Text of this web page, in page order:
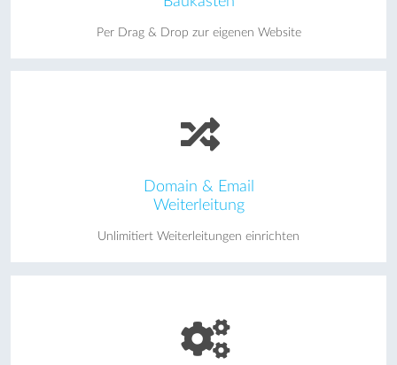
Per Drag & Drop zur eigenen Website
Domain & Email
Weiterleitung
Unlimitiert Weiterleitungen einrichten